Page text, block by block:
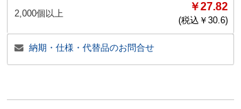
2,000個以上
￥27.82
(税込￥ 30.6)
納期・仕様・代替品のお問合せ